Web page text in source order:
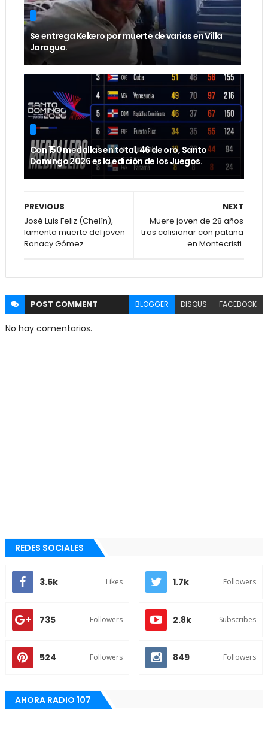
Se entrega Kekero por muerte de varias en Villa
Jaragua.
Con 150 medallas en total, 46 de oro, Santo
Domingo 2026 es la edición de los Juegos.
NEXT
Muere joven de 28 años
tras colisionar con patana
en Montecristi.
PREVIOUS
José Luis Feliz (Chelín),
lamenta muerte del joven
Ronacy Gómez.
POST COMMENT BLOGGER DISQUS FACEBOOK
No hay comentarios.
REDES SOCIALES
3.5k Likes 1.7k Followers
735 Followers 2.8k Subscribes
524 Followers 849 Followers
AHORA RADIO 107